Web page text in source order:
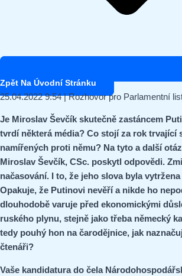
Zpět Na Úvodní Stránku
25.04.2022 9:54 | Rozhovor pro Parlamentní
Je Miroslav Ševčík skutečně zastáncem
tvrdí některá média? Co stojí za rok trvající
namířených proti němu? Na tyto a další
Miroslav Ševčík, CSc. poskytl odpovědi.
načasování. I to, že jeho slova byla
Opakuje, že Putinovi nevěří a nikde ho
dlouhodobě varuje před ekonomickými
ruského plynu, stejně jako třeba německý
tedy pouhý hon na čarodějnice, jak
čtenáři?
Vaše kandidatura do čela